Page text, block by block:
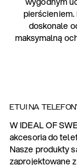
doskonale
maksymalną
ETUI NA
W IDEAL OF
akcesoria do
Nasze produkty
zaprojektowane